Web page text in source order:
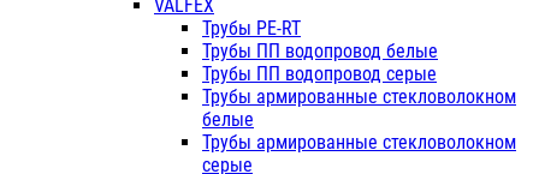
VALFEX
Трубы PE-RT
Трубы ПП водопровод белые
Трубы ПП водопровод серые
Трубы армированные стекловолокном
белые
Трубы армированные стекловолокном
серые